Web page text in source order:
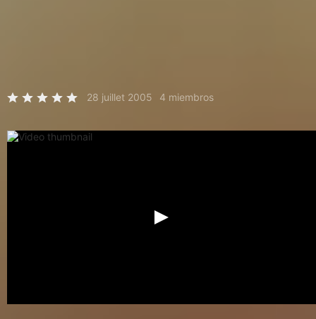
28 juillet 2005 4 miembros